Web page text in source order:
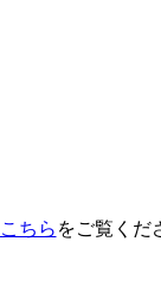
こちら をご覧くだ